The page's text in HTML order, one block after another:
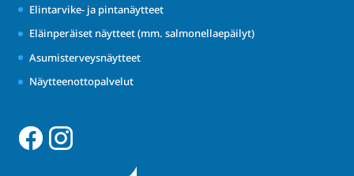
Elintarvike- ja pintanäytteet
Eläinperäiset näytteet (mm. salmonellaepäilyt)
Asumisterveysnäytteet
Näytteenottopalvelut